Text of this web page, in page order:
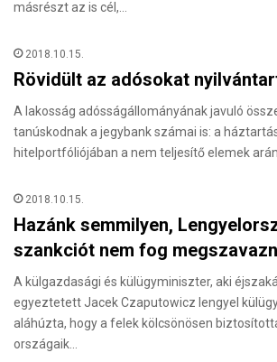
másrészt az is cél,…
2018.10.15.
Rövidült az adósokat
A lakosság adósságállományának javuló
tanúskodnak a jegybank számai is: a
hitelportfóliójában a nem teljesítő elemek
2018.10.15.
Hazánk semmilyen,
szankciót nem fog
A külgazdasági és külügyminiszter, aki
egyeztetett Jacek Czaputowicz lengyel
aláhúzta, hogy a felek kölcsönösen
országaik…